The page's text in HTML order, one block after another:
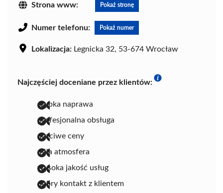
Strona www: Pokaż stronę
Numer telefonu: Pokaż numer
Lokalizacja: Legnicka 32, 53-674 Wrocław
Najczęściej doceniane przez klientów:
szybka naprawa
profesjonalna obsługa
uczciwe ceny
miła atmosfera
wysoka jakość usług
dobry kontakt z klientem